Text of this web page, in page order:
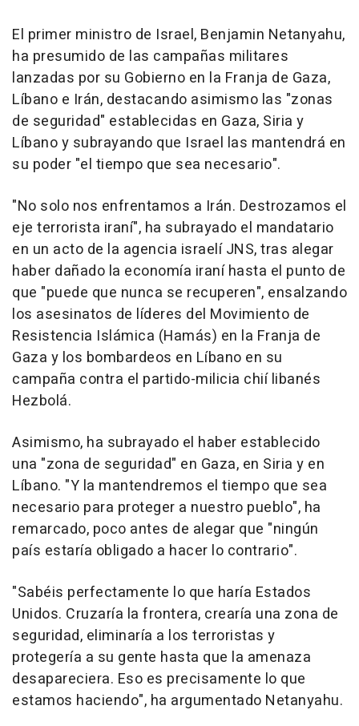
El primer ministro de Israel, Benjamin Netanyahu,
ha presumido de las campañas militares
lanzadas por su Gobierno en la Franja de Gaza,
Líbano e Irán, destacando asimismo las "zonas
de seguridad" establecidas en Gaza, Siria y
Líbano y subrayando que Israel las mantendrá en
su poder "el tiempo que sea necesario".
"No solo nos enfrentamos a Irán. Destrozamos el
eje terrorista iraní", ha subrayado el mandatario
en un acto de la agencia israelí JNS, tras alegar
haber dañado la economía iraní hasta el punto de
que "puede que nunca se recuperen", ensalzando
los asesinatos de líderes del Movimiento de
Resistencia Islámica (Hamás) en la Franja de
Gaza y los bombardeos en Líbano en su
campaña contra el partido-milicia chií libanés
Hezbolá.
Asimismo, ha subrayado el haber establecido
una "zona de seguridad" en Gaza, en Siria y en
Líbano. "Y la mantendremos el tiempo que sea
necesario para proteger a nuestro pueblo", ha
remarcado, poco antes de alegar que "ningún
país estaría obligado a hacer lo contrario".
"Sabéis perfectamente lo que haría Estados
Unidos. Cruzaría la frontera, crearía una zona de
seguridad, eliminaría a los terroristas y
protegería a su gente hasta que la amenaza
desapareciera. Eso es precisamente lo que
estamos haciendo", ha argumentado Netanyahu.